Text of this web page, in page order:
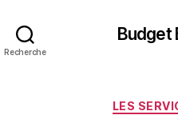
Recherche
Budget
LES